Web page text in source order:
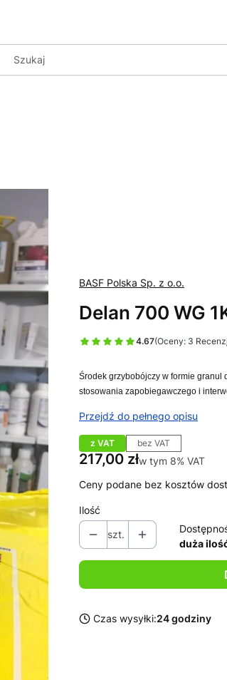
BASF Polska Sp. z o.o.
Delan 700 WG
4.67(Oceny: 3
Środek grzybobójczy w formie granul
stosowania zapobiegawczego i
Przejdź do pełnego opisu
z VAT bez VAT
Cena
217,00 złw tym 8% VAT
w tym 8% VAT
Ceny podane bez kosztów
Ilość
szt.
duża
Czas wysyłki:24 godziny